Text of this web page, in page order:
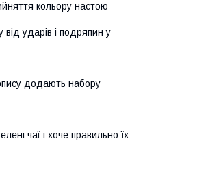
кольору настою
ударів і подряпин у
додають набору
чаї і хоче правильно їх